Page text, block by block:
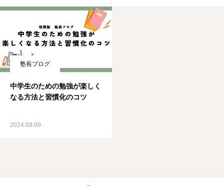
塾長ブログ
中学生のための勉強が楽しく
なる方法と習慣化のコツ
2024.09.09